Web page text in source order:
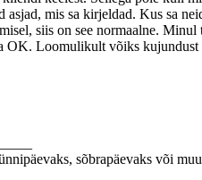
asjad, mis sa kirjeldad. Kus sa
siis on see normaalne.
OK. Loomulikult võiks kujundust
sõbrapäevaks või